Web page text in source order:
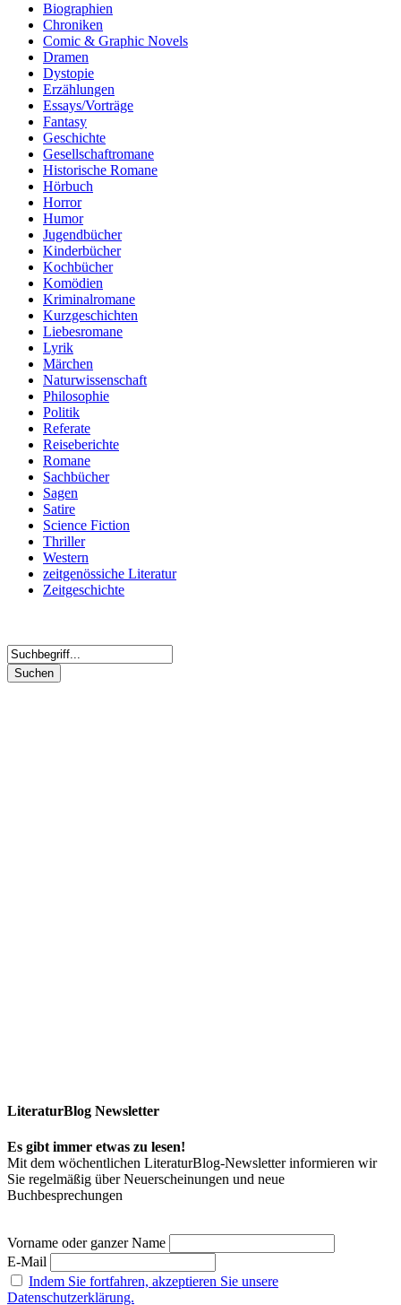
Biographien
Chroniken
Comic & Graphic Novels
Dramen
Dystopie
Erzählungen
Essays/Vorträge
Fantasy
Geschichte
Gesellschaftromane
Historische Romane
Hörbuch
Horror
Humor
Jugendbücher
Kinderbücher
Kochbücher
Komödien
Kriminalromane
Kurzgeschichten
Liebesromane
Lyrik
Märchen
Naturwissenschaft
Philosophie
Politik
Referate
Reiseberichte
Romane
Sachbücher
Sagen
Satire
Science Fiction
Thriller
Western
zeitgenössiche Literatur
Zeitgeschichte
LiteraturBlog Newsletter
Es gibt immer etwas zu lesen!
Mit dem wöchentlichen LiteraturBlog-Newsletter informieren wir
Sie regelmäßig über Neuerscheinungen und neue
Buchbesprechungen
Vorname oder ganzer Name
E-Mail
Indem Sie fortfahren, akzeptieren Sie unsere
Datenschutzerklärung.